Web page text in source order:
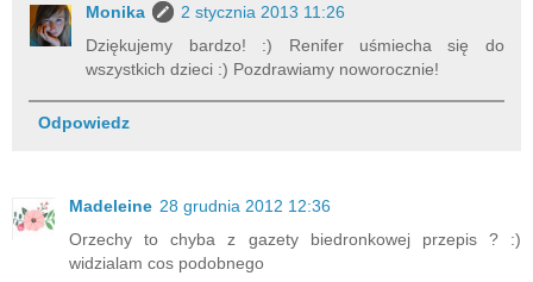
Monika
2 stycznia 2013 11:26
Dziękujemy bardzo! :) Renifer uśmiecha się do
wszystkich dzieci :) Pozdrawiamy noworocznie!
Odpowiedz
Madeleine 28 grudnia 2012 12:36
Orzechy to chyba z gazety biedronkowej przepis ? :)
widzialam cos podobnego